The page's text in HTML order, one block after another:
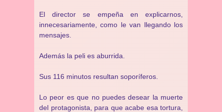
El director se empeña en explicarnos,
innecesariamente, como le van llegando los
mensajes.
Además la peli es aburrida.
Sus 116 minutos resultan soporíferos.
Lo peor es que no puedes desear la muerte
del protagonista, para que acabe esa tortura,